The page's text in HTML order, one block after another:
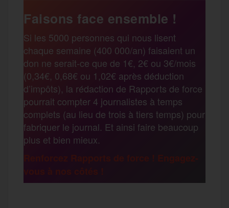
b
o
o
k
t
e
r
l
s
a
g
e
m
r
t
a
g
e
Faisons face ensemble !
Si les 5000 personnes qui nous lisent
chaque semaine (400 000/an) faisaient un
don ne serait-ce que de 1€, 2€ ou 3€/mois
(0,34€, 0,68€ ou 1,02€ après déduction
d’impôts), la rédaction de Rapports de force
pourrait compter 4 journalistes à temps
complets (au lieu de trois à tiers temps) pour
fabriquer le journal. Et ainsi faire beaucoup
plus et bien mieux.
Renforcez Rapports de force ! Engagez-
vous à nos côtés !